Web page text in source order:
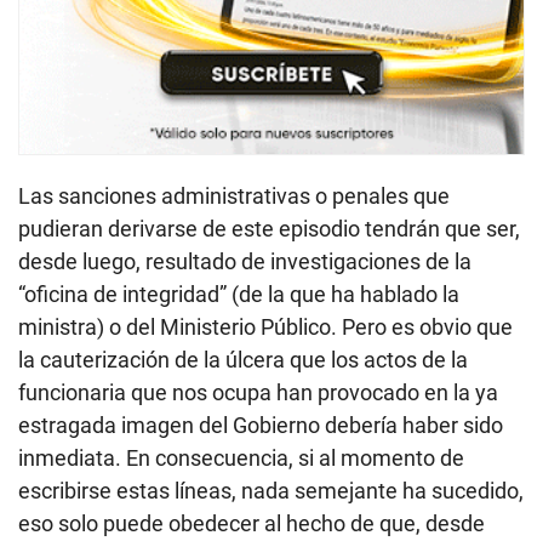
Las sanciones administrativas o penales que
pudieran derivarse de este episodio tendrán que ser,
desde luego, resultado de investigaciones de la
“oficina de integridad” (de la que ha hablado la
ministra) o del Ministerio Público. Pero es obvio que
la cauterización de la úlcera que los actos de la
funcionaria que nos ocupa han provocado en la ya
estragada imagen del Gobierno debería haber sido
inmediata. En consecuencia, si al momento de
escribirse estas líneas, nada semejante ha sucedido,
eso solo puede obedecer al hecho de que, desde